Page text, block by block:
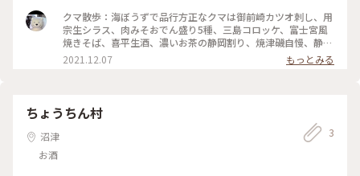
クマ散歩：海ぼうずで品行方正なクマは御前崎カツオ刺し、用
宗生シラス、肉みそおでん盛り5種、三島コロッケ、富士宮風
焼きそば、喜平生酒、濃いお茶の静岡割り、焼津磯自慢、静岡
香ばしい茶割り＆魔法の茶ビールの静岡の夜 The Bear had
another drink with Omaezaki Bonito Sashimi, Mochimune
Fujinomiya Style, Kihei Fresh Sake, Shochu and Thick
Shizuoka Green Tea, Yaizu Isojiman Sake, Shochu and
Gorgeous Shizuoka Green Tea & Magic Green Tea and
Beer at Umibozu, Asty Shizuoka！♪☆(*^o^*) #おでかけ #
2021.12.07 もっとみる
ちょうちん村
沼津
お酒
3